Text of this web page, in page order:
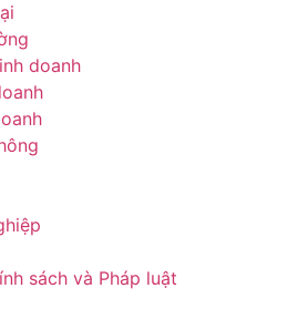
doanh
sách và Pháp luật